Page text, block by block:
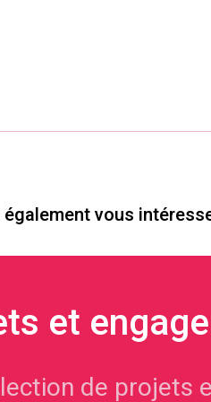
vous
et
de projets